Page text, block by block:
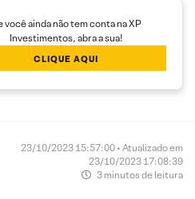
você ainda não tem conta na XP
Investimentos, abra a sua!
CLIQUE AQUI
23/10/2023 15:57:00 • Atualizado em
23/10/2023 17:08:39
3 minutos de leitura